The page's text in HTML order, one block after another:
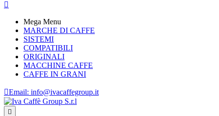

Mega Menu
MARCHE DI CAFFE
SISTEMI
COMPATIBILI
ORIGINALI
MACCHINE CAFFE
CAFFE IN GRANI
Email: info@ivacaffegroup.it
